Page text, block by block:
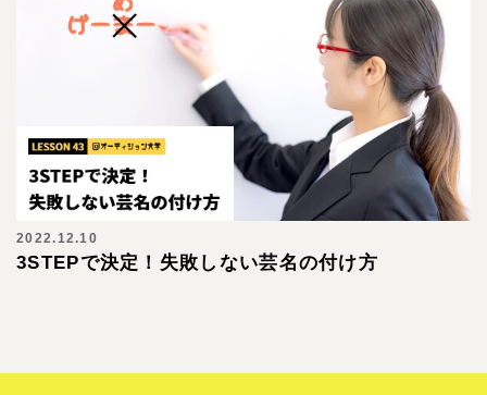
2022.12.10
3STEPで決定！失敗しない芸名の付け方